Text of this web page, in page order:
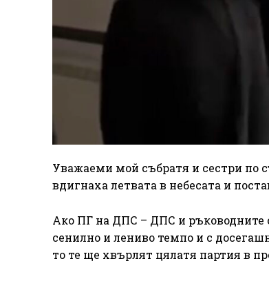
Уважаеми мой събратя и сестри по
вдигнаха летвата в небесата и
Ако ПГ на ДПС – ДПС и ръководните
сенилно и лениво темпо и с
то те ще хвърлят цялатя партия в